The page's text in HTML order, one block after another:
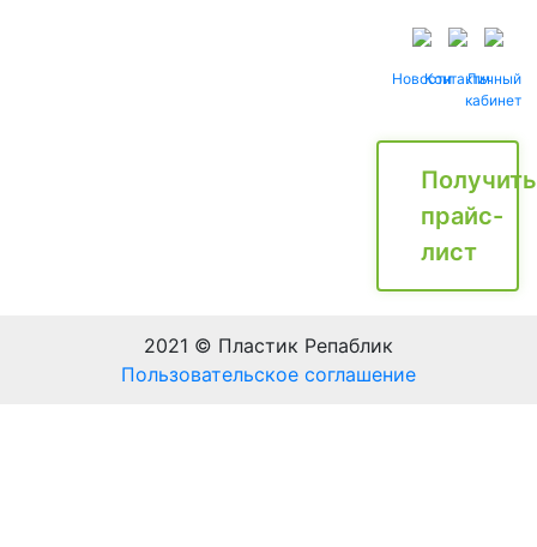
НовостиКонтактыЛичный
кабинет
Получить
прайс-
лист
2021 © Пластик Репаблик
Пользовательское соглашение